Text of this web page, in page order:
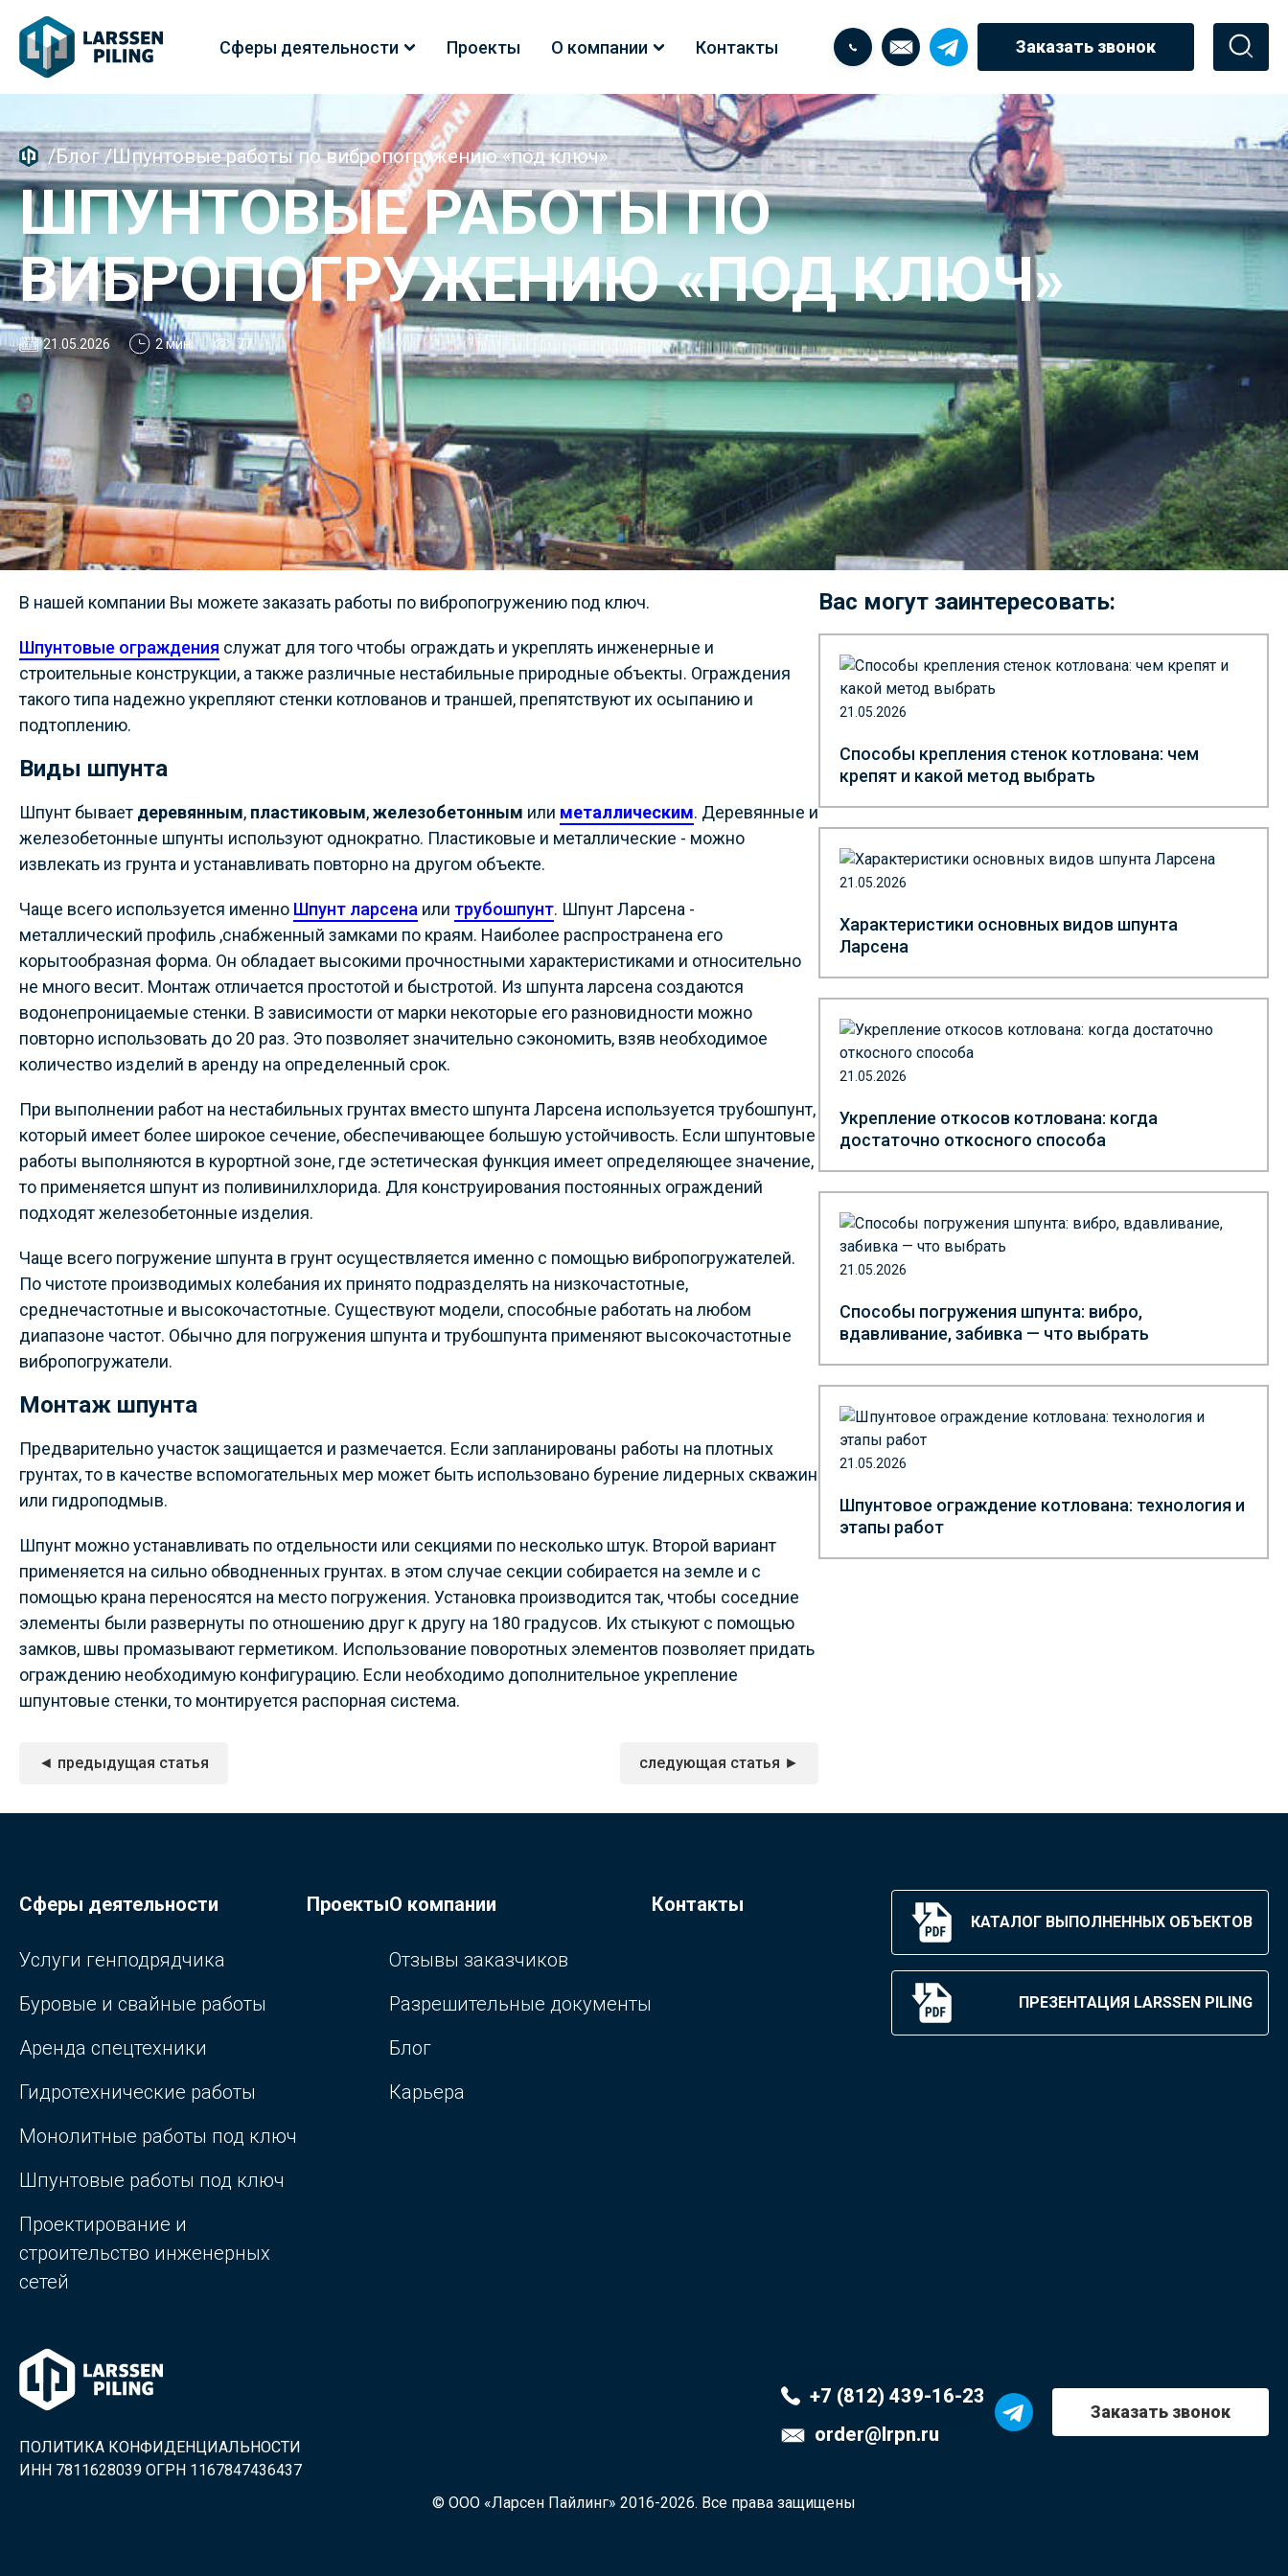
Сферы деятельности Проекты О компании Контакты Заказать звонок
/Блог/Шпунтовые работы по вибропогружению «под ключ»
ШПУНТОВЫЕ РАБОТЫ ПО
ВИБРОПОГРУЖЕНИЮ «ПОД КЛЮЧ»
21.05.2026 2 мин. 77
В нашей компании Вы можете заказать работы по вибропогружению под ключ.
Шпунтовые ограждения служат для того чтобы ограждать и укреплять инженерные и
строительные конструкции, а также различные нестабильные природные объекты. Ограждения
такого типа надежно укрепляют стенки котлованов и траншей, препятствуют их осыпанию и
подтоплению.
Виды шпунта
Шпунт бывает деревянным, пластиковым,железобетонным или металлическим. Деревянные и
железобетонные шпунты используют однократно. Пластиковые и металлические - можно
извлекать из грунта и устанавливать повторно на другом объекте.
Чаще всего используется именно Шпунт ларсена или трубошпунт. Шпунт Ларсена -
металлический профиль ,снабженный замками по краям. Наиболее распространена его
корытообразная форма. Он обладает высокими прочностными характеристиками и относительно
не много весит. Монтаж отличается простотой и быстротой. Из шпунта ларсена создаются
водонепроницаемые стенки. В зависимости от марки некоторые его разновидности можно
повторно использовать до 20 раз. Это позволяет значительно сэкономить, взяв необходимое
количество изделий в аренду на определенный срок.
При выполнении работ на нестабильных грунтах вместо шпунта Ларсена используется трубошпунт,
который имеет более широкое сечение, обеспечивающее большую устойчивость. Если шпунтовые
работы выполняются в курортной зоне, где эстетическая функция имеет определяющее значение,
то применяется шпунт из поливинилхлорида. Для конструирования постоянных ограждений
подходят железобетонные изделия.
Чаще всего погружение шпунта в грунт осуществляется именно с помощью вибропогружателей.
По чистоте производимых колебания их принято подразделять на низкочастотные,
среднечастотные и высокочастотные. Существуют модели, способные работать на любом
диапазоне частот. Обычно для погружения шпунта и трубошпунта применяют высокочастотные
вибропогружатели.
Монтаж шпунта
Предварительно участок защищается и размечается. Если запланированы работы на плотных
грунтах, то в качестве вспомогательных мер может быть использовано бурение лидерных скважин
или гидроподмыв.
Шпунт можно устанавливать по отдельности или секциями по несколько штук. Второй вариант
применяется на сильно обводненных грунтах. в этом случае секции собирается на земле и с
помощью крана переносятся на место погружения. Установка производится так, чтобы соседние
элементы были развернуты по отношению друг к другу на 180 градусов. Их стыкуют с помощью
замков, швы промазывают герметиком. Использование поворотных элементов позволяет придать
ограждению необходимую конфигурацию. Если необходимо дополнительное укрепление
шпунтовые стенки, то монтируется распорная система.
◄ предыдущая статья следующая статья ►
Вас могут заинтересовать:
21.05.2026
Способы крепления стенок котлована: чем
крепят и какой метод выбрать
21.05.2026
Характеристики основных видов шпунта
Ларсена
21.05.2026
Укрепление откосов котлована: когда
достаточно откосного способа
21.05.2026
Способы погружения шпунта: вибро,
вдавливание, забивка — что выбрать
21.05.2026
Шпунтовое ограждение котлована: технология и
этапы работ
Сферы деятельности
Услуги генподрядчика
Буровые и свайные работы
Аренда спецтехники
Гидротехнические работы
Монолитные работы под ключ
Шпунтовые работы под ключ
Проектирование и
строительство инженерных
сетей
ПроектыО компании
Отзывы заказчиков
Разрешительные документы
Блог
Карьера
Контакты
КАТАЛОГ ВЫПОЛНЕННЫХ ОБЪЕКТОВ
ПРЕЗЕНТАЦИЯ LARSSEN PILING
ПОЛИТИКА КОНФИДЕНЦИАЛЬНОСТИ
ИНН 7811628039 ОГРН 1167847436437
+7 (812) 439-16-23
order@lrpn.ru
Заказать звонок
© ООО «Ларсен Пайлинг» 2016-2026. Все права защищены